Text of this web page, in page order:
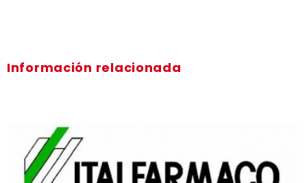
Información relacionada